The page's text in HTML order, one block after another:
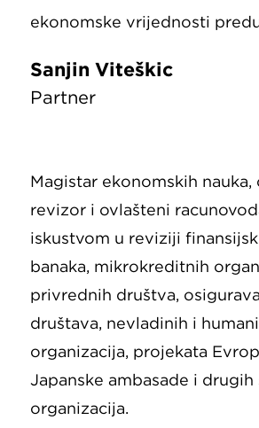
ekonomske vrijednosti
Sanjin Viteškić
Partner
Magistar ekonomskih nauka,
revizor i ovlašteni
iskustvom u reviziji
banaka, mikrokreditnih
privrednih društva,
društava, nevladinih i
organizacija, projekata
Japanske ambasade i drugih
organizacija.